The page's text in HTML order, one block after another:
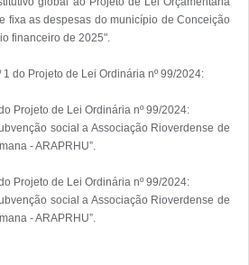
fixa as despesas do município de Conceição
financeiro de 2025".
do Projeto de Lei Ordinária nº 99/2024:
Projeto de Lei Ordinária nº 99/2024:
social a Associação Rioverdense de
- ARAPRHU”.
Projeto de Lei Ordinária nº 99/2024:
social a Associação Rioverdense de
- ARAPRHU”.